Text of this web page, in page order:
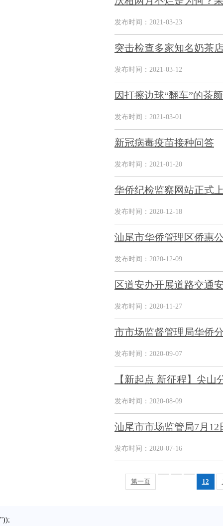
发布时间：2021-03-23
突击检查多家知名奶茶
发布时间：2021-03-12
因打擦边球“翻车”的茶
发布时间：2021-03-01
新冠病毒疫苗接种问答
发布时间：2021-01-20
华侨纪检监察网站正式
发布时间：2020-12-18
汕尾市华侨管理区侨惠
发布时间：2020-12-09
区道安办开展道路交通
发布时间：2020-11-27
市市场监督管理局华侨
发布时间：2020-09-07
【新起点 新征程】尖
发布时间：2020-08-09
汕尾市市场监管局7月
发布时间：2020-07-16
第一页 12
"));